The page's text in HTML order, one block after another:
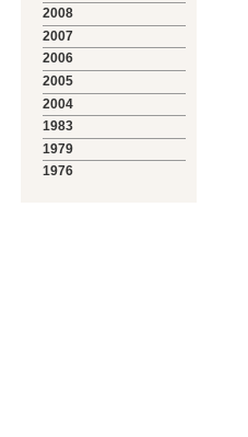
2008
2007
2006
2005
2004
1983
1979
1976